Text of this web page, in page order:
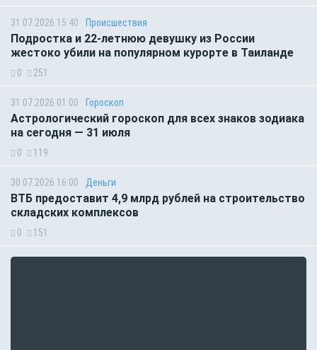
31.07.2026 15:40 Происшествия
Подростка и 22-летнюю девушку из России
жестоко убили на популярном курорте в Таиланде
0 251
31.07.2026 01:00 Гороскоп
Астрологический гороскоп для всех знаков зодиака
на сегодня — 31 июля
0 119
30.07.2026 16:00 Деньги
ВТБ предоставит 4,9 млрд рублей на строительство
складских комплексов
0 151